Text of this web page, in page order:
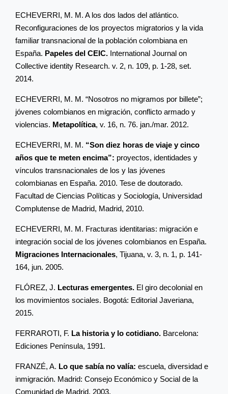
ECHEVERRI, M. M. A los dos lados del atlántico.
Reconfiguraciones de los proyectos migratorios y la vida
familiar transnacional de la población colombiana en
España. Papeles del CEIC. International Journal on
Collective identity Research. v. 2, n. 109, p. 1-28, set.
2014.
ECHEVERRI, M. M. “Nosotros no migramos por billete”;
jóvenes colombianos en migración, conflicto armado y
violencias. Metapolítica, v. 16, n. 76. jan./mar. 2012.
ECHEVERRI, M. M. “Son diez horas de viaje y cinco
años que te meten encima”: proyectos, identidades y
vínculos transnacionales de los y las jóvenes
colombianas en España. 2010. Tese de doutorado.
Facultad de Ciencias Políticas y Sociología, Universidad
Complutense de Madrid, Madrid, 2010.
ECHEVERRI, M. M. Fracturas identitarias: migración e
integración social de los jóvenes colombianos en España.
Migraciones Internacionales, Tijuana, v. 3, n. 1, p. 141-
164, jun. 2005.
FLÓREZ, J. Lecturas emergentes. El giro decolonial en
los movimientos sociales. Bogotá: Editorial Javeriana,
2015.
FERRAROTI, F. La historia y lo cotidiano. Barcelona:
Ediciones Península, 1991.
FRANZÉ, A. Lo que sabía no valía: escuela, diversidad e
inmigración. Madrid: Consejo Económico y Social de la
Comunidad de Madrid, 2003.